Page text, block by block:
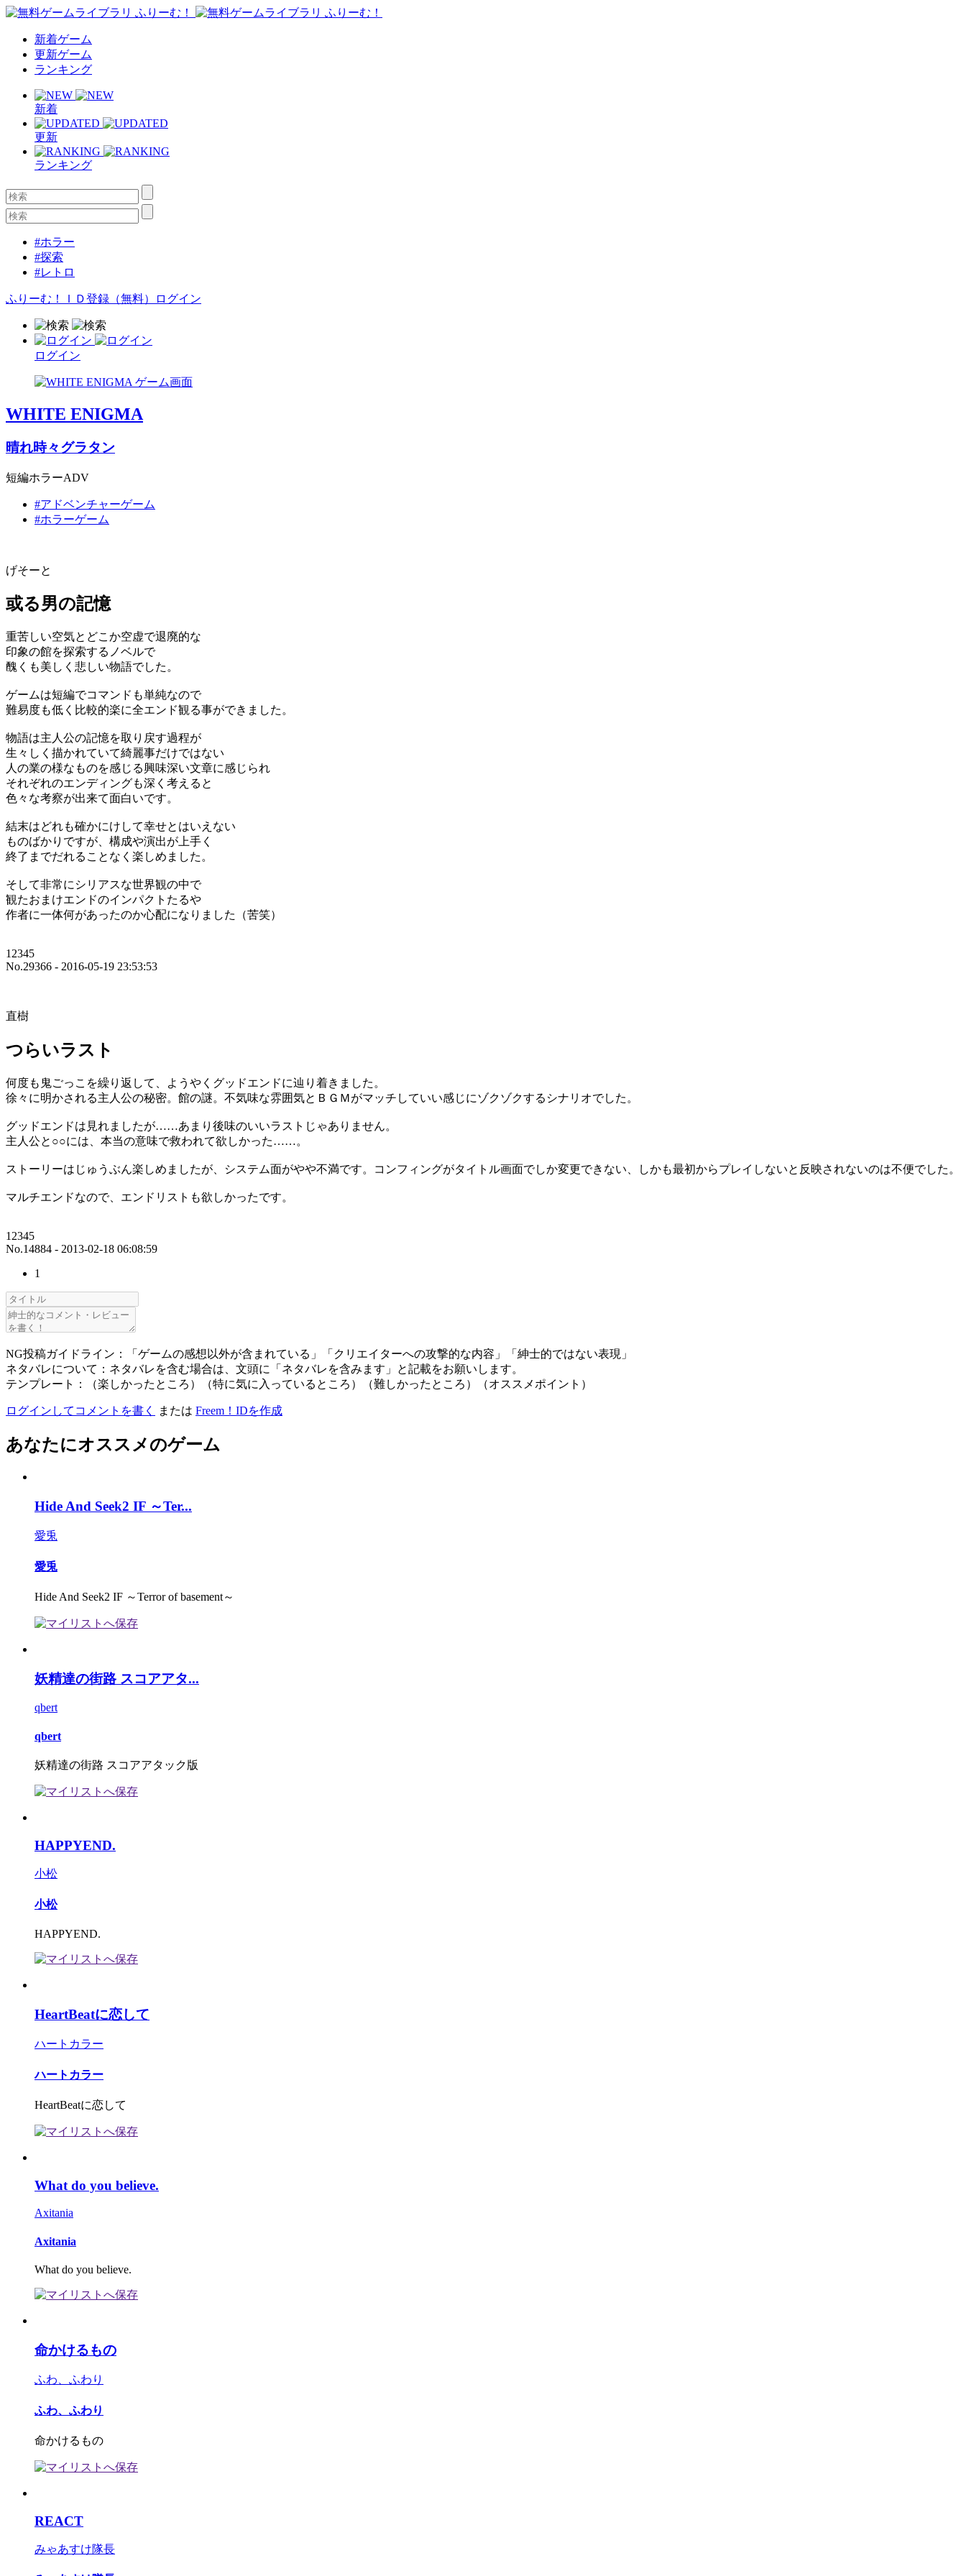
新着ゲーム
更新ゲーム
ランキング
新着
更新
ランキング
#ホラー
#探索
#レトロ
ふりーむ！ＩＤ登録（無料） ログイン
ログイン
WHITE ENIGMA
晴れ時々グラタン
短編ホラーADV
#アドベンチャーゲーム
#ホラーゲーム
げそーと
或る男の記憶
重苦しい空気とどこか空虚で退廃的な
印象の館を探索するノベルで
醜くも美しく悲しい物語でした。
ゲームは短編でコマンドも単純なので
難易度も低く比較的楽に全エンド観る事ができました。
物語は主人公の記憶を取り戻す過程が
生々しく描かれていて綺麗事だけではない
人の業の様なものを感じる興味深い文章に感じられ
それぞれのエンディングも深く考えると
色々な考察が出来て面白いです。
結末はどれも確かにけして幸せとはいえない
ものばかりですが、構成や演出が上手く
終了までだれることなく楽しめました。
そして非常にシリアスな世界観の中で
観たおまけエンドのインパクトたるや
作者に一体何があったのか心配になりました（苦笑）
12345
No.29366 - 2016-05-19 23:53:53
直樹
つらいラスト
何度も鬼ごっこを繰り返して、ようやくグッドエンドに辿り着きました。
徐々に明かされる主人公の秘密。館の謎。不気味な雰囲気とＢＧＭがマッチしていい感じにゾクゾクするシナリオでした。
グッドエンドは見れましたが……あまり後味のいいラストじゃありません。
主人公と○○には、本当の意味で救われて欲しかった……。
ストーリーはじゅうぶん楽しめましたが、システム面がやや不満です。コンフィングがタイトル画面でしか変更できない、しかも最初からプレイしないと反映されないのは不便でした。
マルチエンドなので、エンドリストも欲しかったです。
12345
No.14884 - 2013-02-18 06:08:59
1
NG投稿ガイドライン：「ゲームの感想以外が含まれている」「クリエイターへの攻撃的な内容」「紳士的ではない表現」
ネタバレについて：ネタバレを含む場合は、文頭に「ネタバレを含みます」と記載をお願いします。
テンプレート：（楽しかったところ）（特に気に入っているところ）（難しかったところ）（オススメポイント）
ログインしてコメントを書く または Freem！IDを作成
あなたにオススメのゲーム
Hide And Seek2 IF ～Ter...
愛兎
愛兎
Hide And Seek2 IF ～Terror of basement～
妖精達の街路 スコアアタ...
qbert
qbert
妖精達の街路 スコアアタック版
HAPPYEND.
小松
小松
HAPPYEND.
HeartBeatに恋して
ハートカラー
ハートカラー
HeartBeatに恋して
What do you believe.
Axitania
Axitania
What do you believe.
命かけるもの
ふわ、ふわり
ふわ、ふわり
命かけるもの
REACT
みゃあすけ隊長